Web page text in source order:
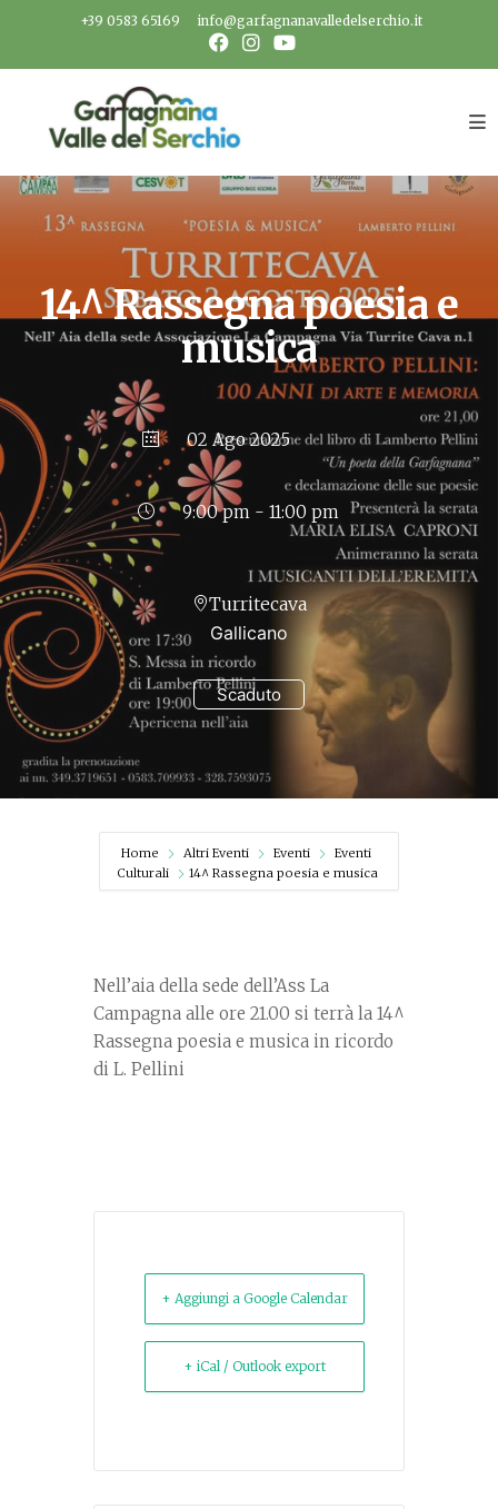
+39 0583 65169 info@garfagnanavalledelserchio.it
14^ Rassegna poesia e
musica
02 Ago 2025
Scaduto
9:00 pm - 11:00 pm
Turritecava
Gallicano
Home Altri Eventi Eventi
Eventi
Culturali
14^ Rassegna poesia e musica
Nell’aia della sede dell’Ass La
Campagna alle ore 21.00 si terrà la 14^
Rassegna poesia e musica in ricordo
di L. Pellini
+ Aggiungi a Google Calendar
+ iCal / Outlook export